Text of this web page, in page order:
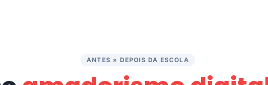
ANTES × DEPOIS DA ESCOLA